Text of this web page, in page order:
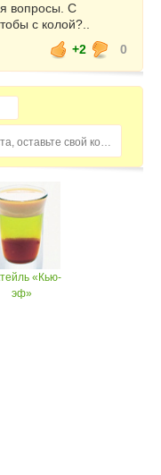
вопросы. С
с колой?..
+2
0
Домохозяйка, пожалуйста, оставьте свой комментарий...
«Кью-
эф»